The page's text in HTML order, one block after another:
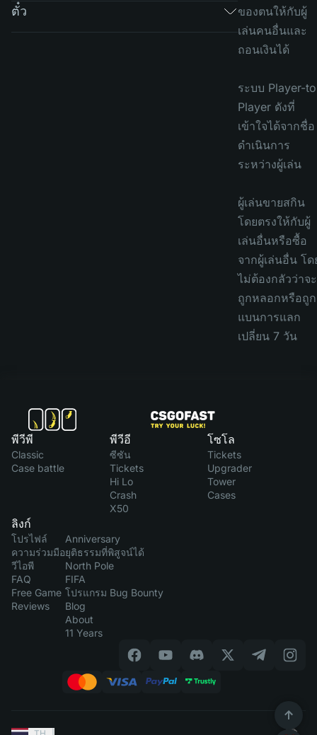
ตั๋ว
ของตนให้กับผู้
เล่นคนอื่นและ
ถอนเงินได้
ระบบ Player-
Player ดังที่
เข้าใจได้จากชื่อ
ดำเนินการ
ระหว่างผู้เล่น
ผู้เล่นขายสกิน
โดยตรงให้กับผู้
เล่นอื่นหรือซื้อ
จากผู้เล่นอื่น โด
ไม่ต้องกลัวว่าจะ
ถูกหลอกหรือถูก
แบนการแลก
เปลี่ยน 7 วัน
พีวีพี
Classic
Case battle
พีวีอี
ซีซัน
Tickets
Hi Lo
Crash
X50
โซโล
Tickets
Upgrader
Tower
Cases
ลิงก์
โปรไฟล์
ความร่วมมือ
วีไอพี
FAQ
Free Game
Reviews
Anniversary
ยุติธรรมที่พิสูจน์ได้
North Pole
FIFA
โปรแกรม Bug Bounty
Blog
About
11 Years